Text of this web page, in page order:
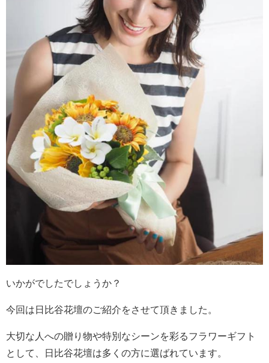
いかがでしたでしょうか？
今回は日比谷花壇のご紹介をさせて頂きました。
大切な人への贈り物や特別なシーンを彩るフラワーギフト
として、日比谷花壇は多くの方に選ばれています。